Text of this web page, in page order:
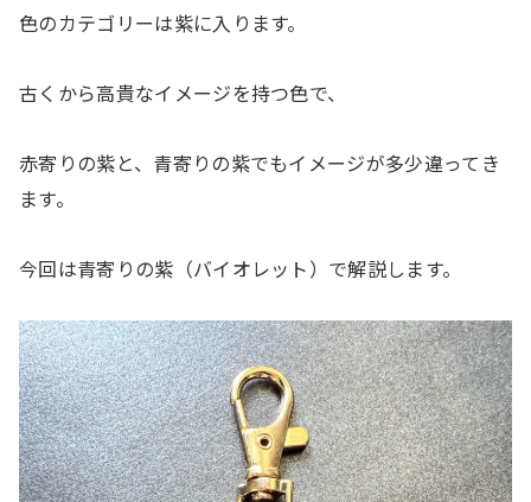
色のカテゴリーは紫に入ります。
古くから高貴なイメージを持つ色で、
赤寄りの紫と、青寄りの紫でもイメージが多少違ってき
ます。
今回は青寄りの紫（バイオレット）で解説します。